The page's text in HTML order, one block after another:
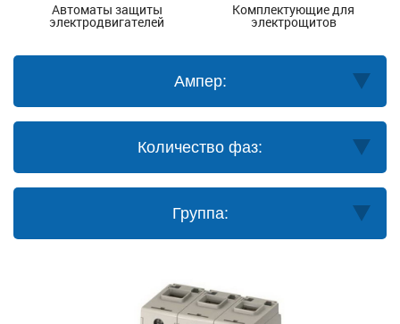
Автоматы защиты
электродвигателей
Комплектующие для
электрощитов
Ампер:
Количество фаз:
Группа: